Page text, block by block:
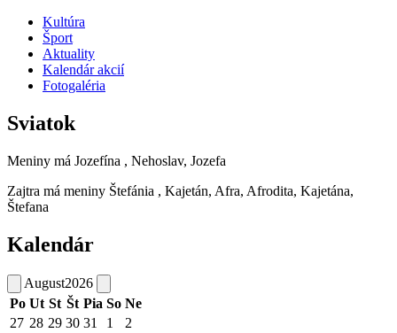
Kultúra
Šport
Aktuality
Kalendár akcií
Fotogaléria
Sviatok
Meniny má Jozefína , Nehoslav, Jozefa
Zajtra má meniny Štefánia , Kajetán, Afra, Afrodita, Kajetána,
Štefana
Kalendár
August2026
Po Ut St Št Pia So Ne
27 28 29 30 31 1
2